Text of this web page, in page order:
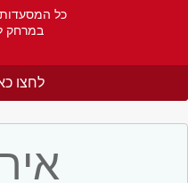
כל המסעדות
במרחק
לחצו